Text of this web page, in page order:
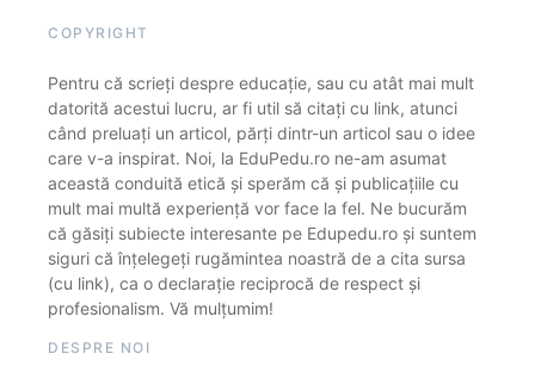
COPYRIGHT
Pentru că scrieți despre educație, sau cu atât mai mult
datorită acestui lucru, ar fi util să citați cu link, atunci
când preluați un articol, părți dintr-un articol sau o idee
care v-a inspirat. Noi, la EduPedu.ro ne-am asumat
această conduită etică și sperăm că și publicațiile cu
mult mai multă experiență vor face la fel. Ne bucurăm
că găsiți subiecte interesante pe Edupedu.ro și suntem
siguri că înțelegeți rugămintea noastră de a cita sursa
(cu link), ca o declarație reciprocă de respect și
profesionalism. Vă mulțumim!
DESPRE NOI